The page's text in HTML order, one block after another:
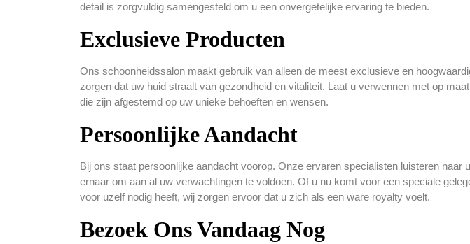
detail is zorgvuldig samengesteld om u een onvergetelijke ervaring te bieden.
Exclusieve Producten
Ons schoonheidssalon maakt gebruik van alleen de meest exclusieve en
zorgen dat uw huid straalt van gezondheid en vitaliteit. Laat u verwennen met op
die zijn afgestemd op uw unieke behoeften en wensen.
Persoonlijke Aandacht
Bij ons staat persoonlijke aandacht voorop. Onze ervaren specialisten luisteren naar
ernaar om aan al uw verwachtingen te voldoen. Of u nu komt voor een speciale
voor uzelf nodig heeft, wij zorgen ervoor dat u zich als een ware royalty voelt.
Bezoek Ons Vandaag Nog